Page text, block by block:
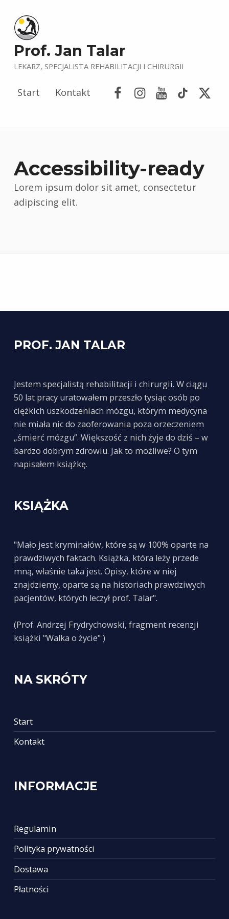
Prof. Jan Talar
LEKARZ, SPECJALISTA REHABILITACJI I CHIRURGII
Start Kontakt
Accessibility-ready
Lorem ipsum dolor sit amet, consectetur
adipiscing elit.
PROF. JAN TALAR
Jestem specjalistą rehabilitacji i chirurgii. W ciągu
50 lat pracy uratowałem przeszło tysiąc osób po
ciężkich uszkodzeniach mózgu, którym medycyna
nie miała nic do zaoferowania poza orzeczeniem
„śmierć mózgu”. Większość z nich żyje do dziś – w
bardzo dobrym zdrowiu. Jak to możliwe? O tym
napisałem książkę.
KSIĄŻKA
"Mało jest kryminałów, które są w 100% oparte na
prawdziwych faktach. Książka, która leży przede
mną, właśnie taka jest. Opisy, które w niej
znajdziemy, oparte są na historiach prawdziwych
pacjentów, których leczył prof. Talar".
(Prof. Andrzej Frydrychowski, fragment recenzji
książki "Walka o życie" )
NA SKRÓTY
Start
Kontakt
INFORMACJE
Regulamin
Polityka prywatności
Dostawa
Płatności